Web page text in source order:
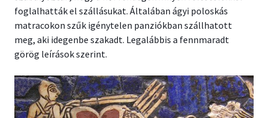
foglalhatták el szállásukat. Általában ágyi poloskás
matracokon szűk igénytelen panziókban szállhatott
meg, aki idegenbe szakadt. Legalábbis a fennmaradt
görög leírások szerint.